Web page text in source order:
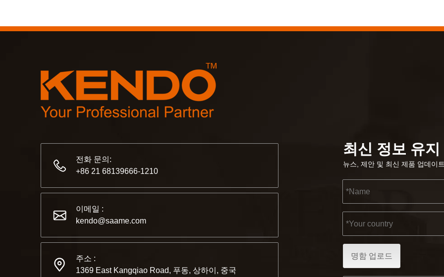
전화 문의:
+86 21 68139666-1210
이메일 :
kendo@saame.com
주소 :
1369 East Kangqiao Road, 푸동, 상하이, 중국
최신 정보 유지
뉴스, 제안 및 최신 제품 업데이
명함 업로드